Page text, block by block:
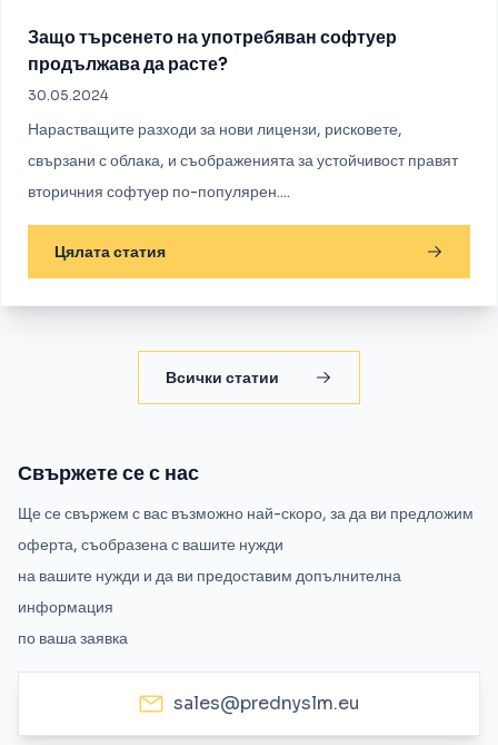
Защо търсенето на употребяван софтуер
продължава да расте?
30.05.2024
Нарастващите разходи за нови лицензи, рисковете,
свързани с облака, и съображенията за устойчивост правят
вторичния софтуер по-популярен....
Цялата статия
Всички статии
Свържете се с нас
Ще се свържем с вас възможно най-скоро, за да ви предложим
оферта, съобразена с вашите нужди
на вашите нужди и да ви предоставим допълнителна
информация
по ваша заявка
sales@prednyslm.eu